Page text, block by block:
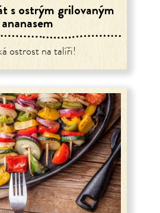
s ostrým grilovaným
ananasem
ostrost na talíři!